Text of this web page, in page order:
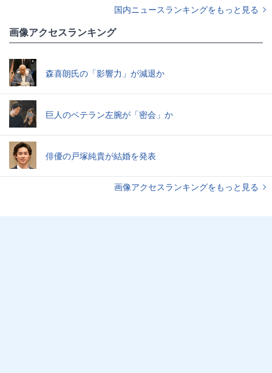
国内ニュースランキングをもっと見る
画像アクセスランキング
森喜朗氏の「影響力」が減退か
巨人のベテラン左腕が「密会」か
俳優の戸塚純貴が結婚を発表
画像アクセスランキングをもっと見る